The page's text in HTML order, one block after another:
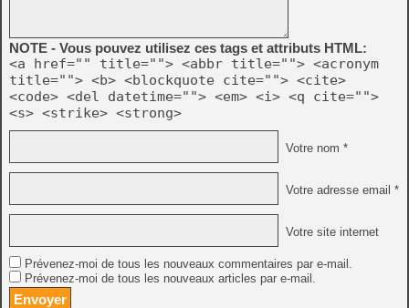
NOTE - Vous pouvez utilisez ces tags et attributs HTML:
<a href="" title=""> <abbr title=""> <acronym
title=""> <b> <blockquote cite=""> <cite>
<code> <del datetime=""> <em> <i> <q cite="">
<s> <strike> <strong>
Votre nom *
Votre adresse email *
Votre site internet
Prévenez-moi de tous les nouveaux commentaires par e-mail.
Prévenez-moi de tous les nouveaux articles par e-mail.